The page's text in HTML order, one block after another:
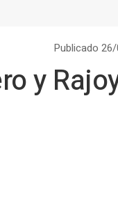
Publicado
y